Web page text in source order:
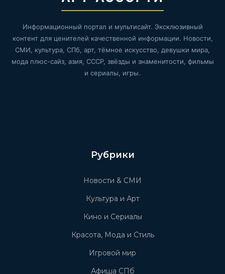
Информационный портал и мультисайт. Эксклюзивный
контент для ценителей качественной информации. Новости,
СМИ, культура, СПб, арт, тёмное искусство, девушки мира,
мода плюс-сайз, азия, СССР, звёзды и знаменитости, фильмы
и сериалы, игры.
Рубрики
Новости & СМИ
Культура и Арт
Кино и Сериалы
Красота, Мода и Стиль
Игровой мир
Афиша СПб